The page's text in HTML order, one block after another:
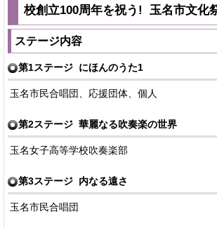
校創立100周年を祝う! 玉名市文化
ステージ内容
第1ステージ にほんのうた1
玉名市民合唱団、応援団体、個人
第2ステージ 華麗なる吹奏楽の世界
玉名女子高等学校吹奏楽部
第3ステージ 内なる遠さ
玉名市民合唱団